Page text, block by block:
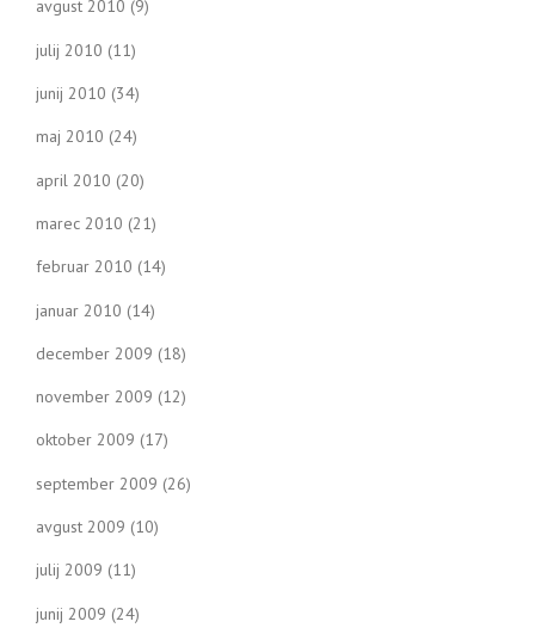
avgust 2010 (9)
julij 2010 (11)
junij 2010 (34)
maj 2010 (24)
april 2010 (20)
marec 2010 (21)
februar 2010 (14)
januar 2010 (14)
december 2009 (18)
november 2009 (12)
oktober 2009 (17)
september 2009 (26)
avgust 2009 (10)
julij 2009 (11)
junij 2009 (24)